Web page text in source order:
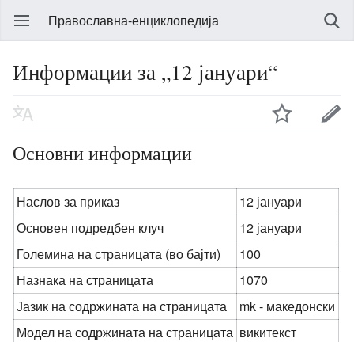
Православна-енциклопедија
Информации за „12 јануари“
Основни информации
Наслов за приказ
12 јануари
Основен подредбен клуч
12 јануари
Големина на страницата (во бајти)
100
Назнака на страницата
1070
Јазик на содржината на страницата
mk - македонски
Модел на содржината на страницата викитекст